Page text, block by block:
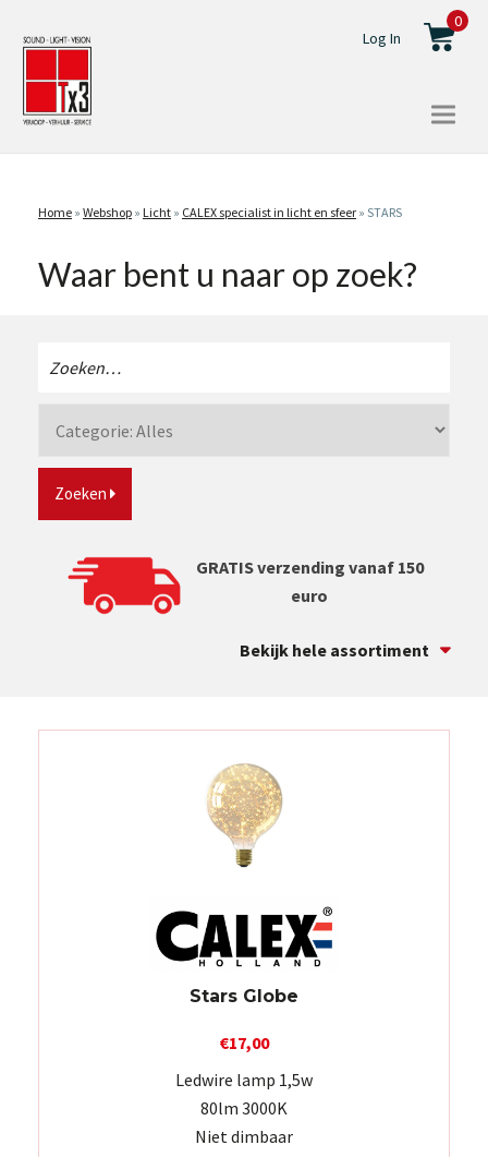
Log In
0
Home » Webshop » Licht » CALEX specialist in licht en sfeer » STARS
Waar bent u naar op zoek?
Zoeken
Zoeken
GRATIS verzending vanaf 150
euro
Bekijk hele assortiment
Stars Globe
€17,00
Ledwire lamp 1,5w
80lm 3000K
Niet dimbaar